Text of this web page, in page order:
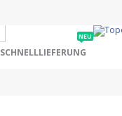
SCHNELLLIEFERUNG
NEU